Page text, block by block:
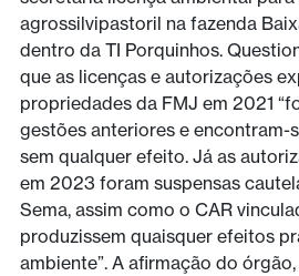
agrossilvipastoril na fazenda
dentro da TI Porquinhos.
que as licenças e autorizações
propriedades da FMJ em 2021
gestões anteriores e encontram-
sem qualquer efeito. Já as
em 2023 foram suspensas
Sema, assim como o CAR
produzissem quaisquer efeitos
ambiente”. A afirmação do